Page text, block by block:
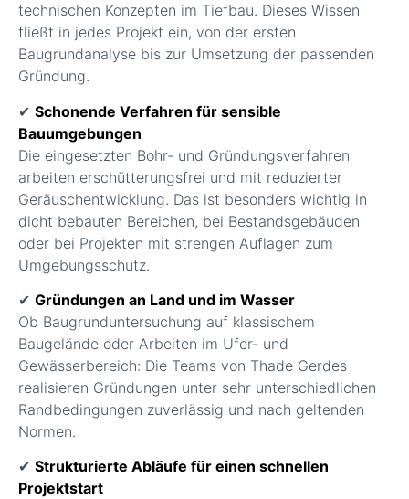
technischen Konzepten im Tiefbau. Dieses Wissen
fließt in jedes Projekt ein, von der ersten
Baugrundanalyse bis zur Umsetzung der passenden
Gründung.
✔ Schonende Verfahren für sensible
Bauumgebungen
Die eingesetzten Bohr- und Gründungsverfahren
arbeiten erschütterungsfrei und mit reduzierter
Geräuschentwicklung. Das ist besonders wichtig in
dicht bebauten Bereichen, bei Bestandsgebäuden
oder bei Projekten mit strengen Auflagen zum
Umgebungsschutz.
✔ Gründungen an Land und im Wasser
Ob Baugrunduntersuchung auf klassischem
Baugelände oder Arbeiten im Ufer- und
Gewässerbereich: Die Teams von Thade Gerdes
realisieren Gründungen unter sehr unterschiedlichen
Randbedingungen zuverlässig und nach geltenden
Normen.
✔ Strukturierte Abläufe für einen schnellen
Projektstart